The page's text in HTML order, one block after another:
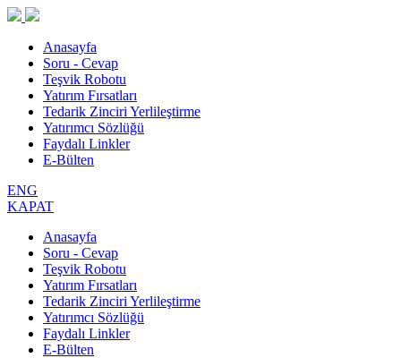
Anasayfa
Soru - Cevap
Teşvik Robotu
Yatırım Fırsatları
Tedarik Zinciri Yerlileştirme
Yatırımcı Sözlüğü
Faydalı Linkler
E-Bülten
ENG
KAPAT
Anasayfa
Soru - Cevap
Teşvik Robotu
Yatırım Fırsatları
Tedarik Zinciri Yerlileştirme
Yatırımcı Sözlüğü
Faydalı Linkler
E-Bülten